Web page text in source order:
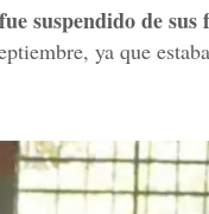
fue suspendido de sus
ya que